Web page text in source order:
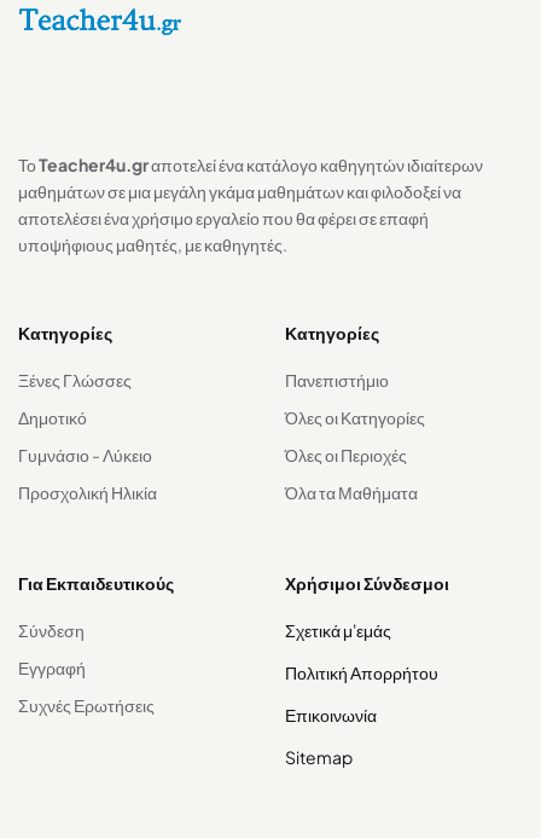
ΤοTeacher4u.grαποτελεί ένα κατάλογο καθηγητών ιδιαίτερων
μαθημάτων σε μια μεγάλη γκάμα μαθημάτων και φιλοδοξεί να
αποτελέσει ένα χρήσιμο εργαλείο που θα φέρει σε επαφή
υποψήφιους μαθητές, με καθηγητές.
Κατηγορίες
Ξένες Γλώσσες
Δημοτικό
Γυμνάσιο - Λύκειο
Προσχολική Ηλικία
Κατηγορίες
Πανεπιστήμιο
Όλες οι Κατηγορίες
Όλες οι Περιοχές
Όλα τα Μαθήματα
Για Εκπαιδευτικούς
Σύνδεση
Εγγραφή
Συχνές Ερωτήσεις
Χρήσιμοι Σύνδεσμοι
Σχετικά μ'εμάς
Πολιτική Απορρήτου
Επικοινωνία
Sitemap